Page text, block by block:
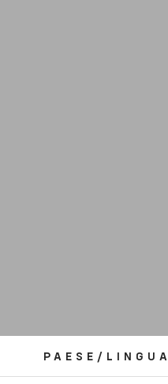
PAESE/LINGUA